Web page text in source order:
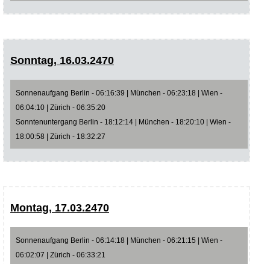
Sonntag, 16.03.2470
Sonnenaufgang Berlin - 06:16:39 | München - 06:23:18 | Wien -
06:04:10 | Zürich - 06:35:20
Sonntenuntergang Berlin - 18:12:14 | München - 18:20:10 | Wien -
18:00:58 | Zürich - 18:32:27
Montag, 17.03.2470
Sonnenaufgang Berlin - 06:14:18 | München - 06:21:15 | Wien -
06:02:07 | Zürich - 06:33:21